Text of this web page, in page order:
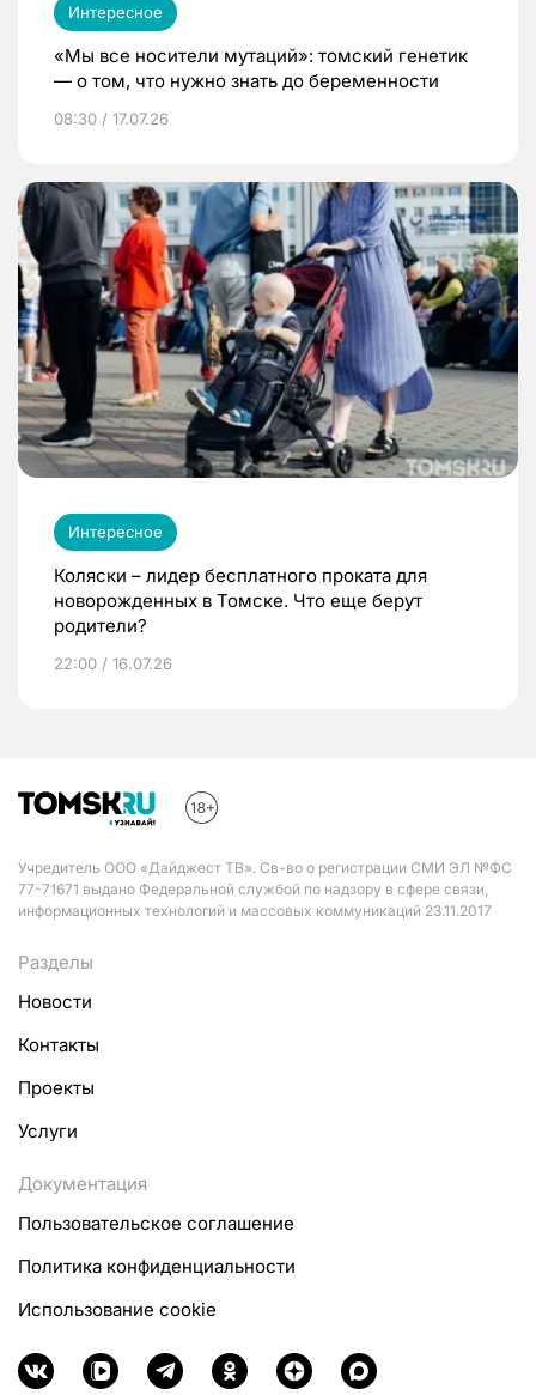
Интересное
«Мы все носители мутаций»: томский генетик
— о том, что нужно знать до беременности
08:30 / 17.07.26
Интересное
Коляски – лидер бесплатного проката для
новорожденных в Томске. Что еще берут
родители?
22:00 / 16.07.26
Учредитель ООО «Дайджест ТВ». Св-во о регистрации СМИ ЭЛ №ФС
77-71671 выдано Федеральной службой по надзору в сфере связи,
информационных технологий и массовых коммуникаций 23.11.2017
Разделы
Новости
Контакты
Проекты
Услуги
Документация
Пользовательское соглашение
Политика конфиденциальности
Использование cookie